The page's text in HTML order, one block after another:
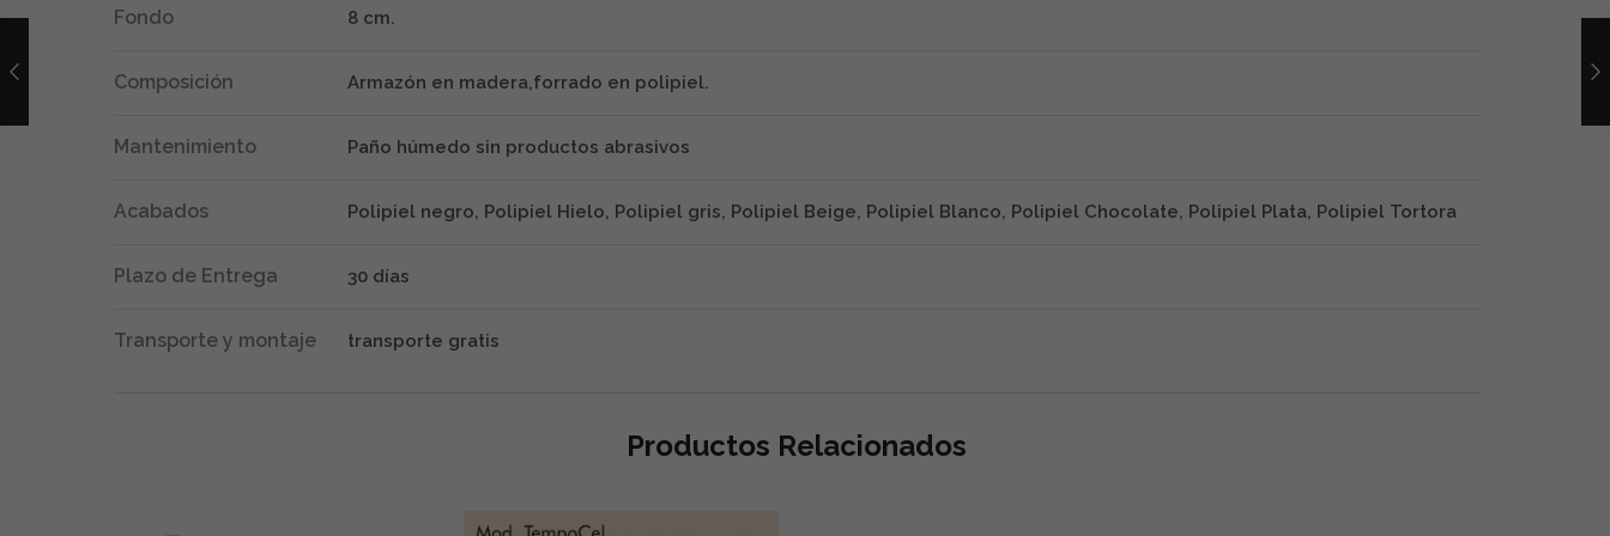
Fondo 8 cm.
Composición Armazón en madera,forrado en polipiel.
Mantenimiento Paño húmedo sin productos abrasivos
Acabados Polipiel negro, Polipiel Hielo, Polipiel gris, Polipiel Beige, Polipiel Blanco, Polipiel Chocolate, Polipiel Plata, Polipiel Tortora
Plazo de Entrega 30 días
Transporte y montaje transporte gratis
Productos Relacionados